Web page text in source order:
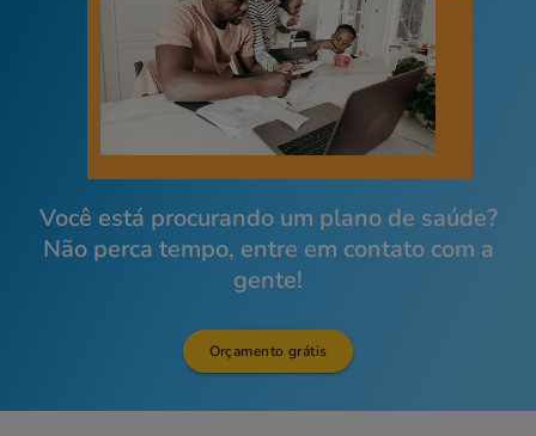
Você está procurando um plano de saúde?
Não perca tempo, entre em contato com a
gente!
Orçamento grátis